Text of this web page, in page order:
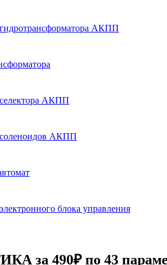
АКПП
АКПП
соленоидов АКПП
блока управления
за 490₽ по 43